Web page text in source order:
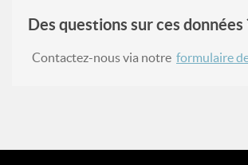
Des questions sur ces données
Contactez-nous via notre formulaire